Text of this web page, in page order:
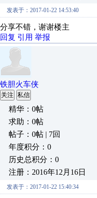
发表于：2017-01-22 14:53:40
分享不错，谢谢楼主
回复 引用 举报
铁胆火车侠
关注 私信
精华：0帖
求助：0帖
帖子：0帖 | 7回
年度积分：0
历史总积分：0
注册：2016年12月16日
发表于：2017-01-22 15:40:34